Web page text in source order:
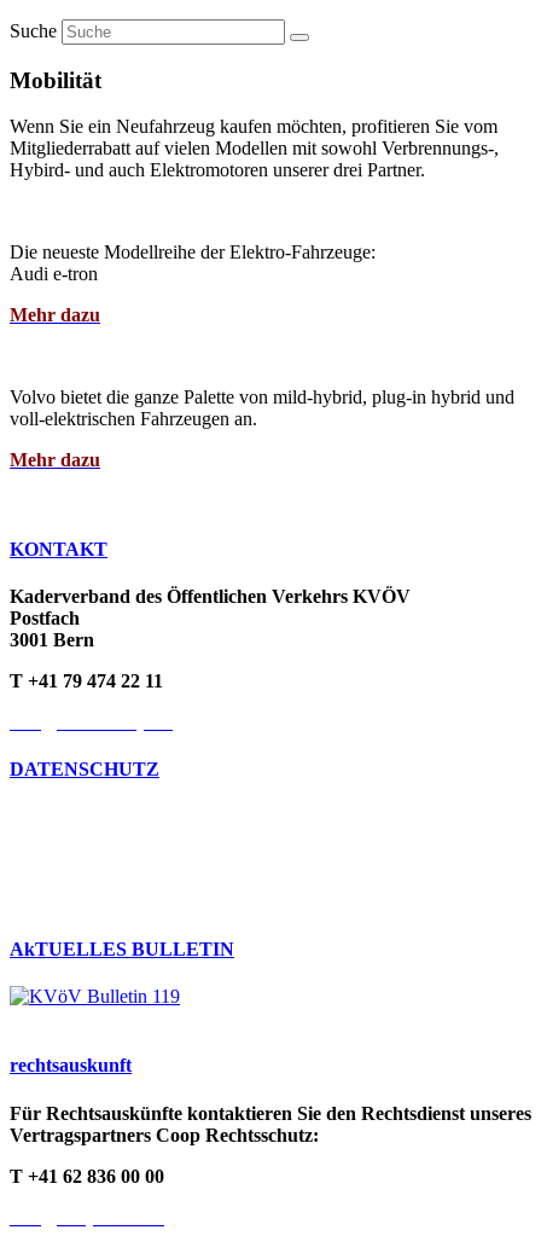
Suche
Mobilität
Wenn Sie ein Neufahrzeug kaufen möchten, profitieren Sie vom
Mitgliederrabatt auf vielen Modellen mit sowohl Verbrennungs-,
Hybird- und auch Elektromotoren unserer drei Partner.
Die neueste Modellreihe der Elektro-Fahrzeuge:
Audi e-tron
Mehr dazu
Volvo bietet die ganze Palette von mild-hybrid, plug-in hybrid und
voll-elektrischen Fahrzeugen an.
Mehr dazu
KONTAKT
Kaderverband des Öffentlichen Verkehrs KVÖV
Postfach
3001 Bern
T +41 79 474 22 11
DATENSCHUTZ
AkTUELLES BULLETIN
rechts­auskunft
Für Rechtsauskünfte kontaktieren Sie den Rechtsdienst unseres
Vertragspartners Coop Rechtsschutz:
T +41 62 836 00 00